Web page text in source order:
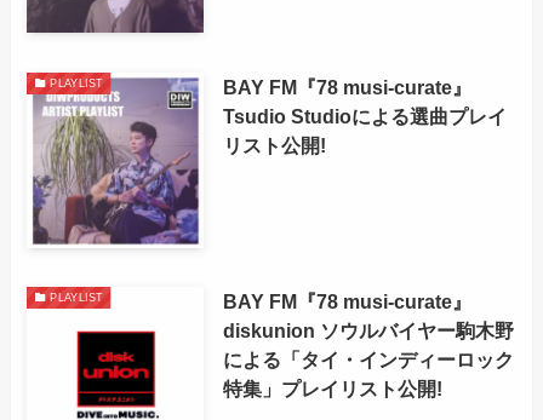
PLAYLIST
BAY FM『78 musi-curate』
Tsudio Studioによる選曲プレイ
リスト公開!
PLAYLIST
BAY FM『78 musi-curate』
diskunion ソウルバイヤー駒木野
による「タイ・インディーロック
特集」プレイリスト公開!